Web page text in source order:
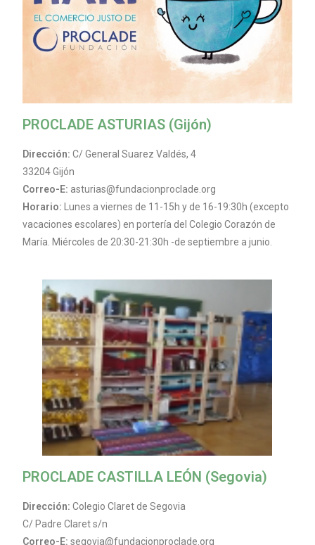
PROCLADE ASTURIAS (Gijón)
Dirección: C/ General Suarez Valdés, 4
33204 Gijón
Correo-E: asturias@fundacionproclade.org
Horario: Lunes a viernes de 11-15h y de 16-19:30h (excepto
vacaciones escolares) en portería del Colegio Corazón de
María. Miércoles de 20:30-21:30h -de septiembre a junio.
PROCLADE CASTILLA LEÓN (Segovia)
Dirección: Colegio Claret de Segovia
C/ Padre Claret s/n
Correo-E: segovia@fundacionproclade.org